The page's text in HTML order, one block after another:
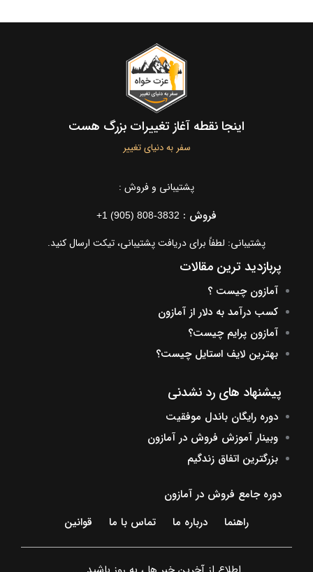
اینجا نقطه آغاز تغییرات بزرگ هست
سفر به دنیای تغییر
پشتیبانی و فروش :
فروش : +1 (905) 808-3832
پشتیبانی: لطفاً برای دریافت پشتیبانی، تیکت ارسال کنید.
پربازدید ترین مقالات
آمازون چیست ؟
کسب درآمد به دلار از آمازون
آمازون پرایم چیست؟
بهترین لایف استایل چیست؟
پیشنهاد های رد نشدنی
دوره رایگان باندل موفقیت
وبینار آموزش فروش در آمازون
بزرگترین اتفاق زندگیم
دوره جامع فروش در آمازون
راهنما
درباره ما تماس با ما قوانین